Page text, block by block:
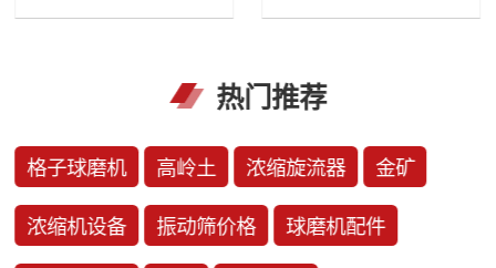
热门推荐
格子球磨机 高岭土 浓缩旋流器 金矿
浓缩机设备 振动筛价格 球磨机配件